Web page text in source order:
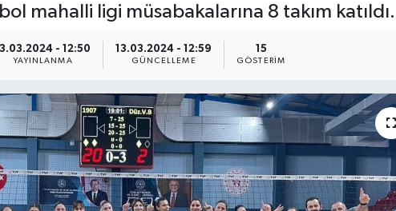
mahalli ligi müsabakalarına 8 takım katıldı.
- 12:50
YAYINLANMA
13.03.2024 - 12:59
GÜNCELLEME
15
GÖSTERIM